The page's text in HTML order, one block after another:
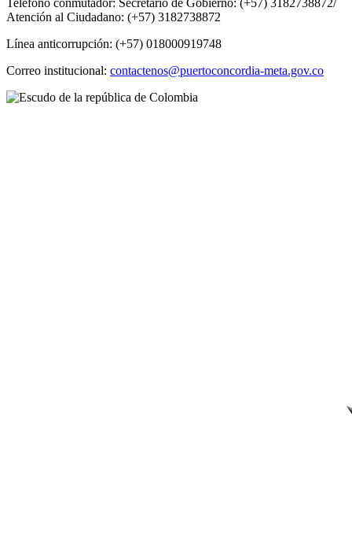
Teléfono conmutador: Secretario de Gobierno: (+57) 3182738872/
Atención al Ciudadano: (+57) 3182738872
Línea anticorrupción: (+57) 018000919748
Correo institucional: contactenos@puertoconcordia-meta.gov.co